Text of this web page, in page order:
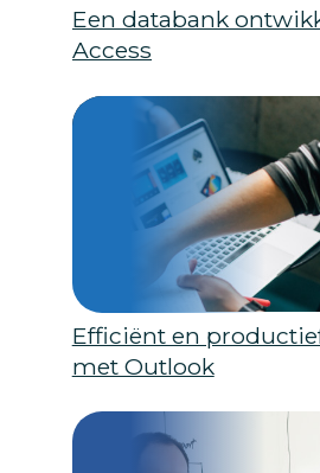
Een databank
Access
Efficiënt en
met Outlook